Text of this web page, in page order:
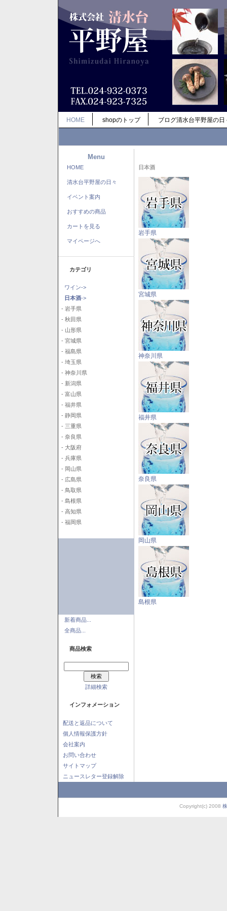
HOME shopのトップ ブログ清水台平野屋の日
Menu
HOME
清水台平野屋の日々
イベント案内
おすすめの商品
カートを見る
マイページへ
カテゴリ
ワイン->
日本酒->
- 岩手県
- 秋田県
- 山形県
- 宮城県
- 福島県
- 埼玉県
- 神奈川県
- 新潟県
- 富山県
- 福井県
- 静岡県
- 三重県
- 奈良県
- 大阪府
- 兵庫県
- 岡山県
- 広島県
- 鳥取県
- 島根県
- 高知県
- 福岡県
新着商品...
全商品...
商品検索
詳細検索
インフォメーション
配送と返品について
個人情報保護方針
会社案内
お問い合わせ
サイトマップ
ニュースレター登録解除
日本酒
岩手県
宮城県
神奈川県
福井県
奈良県
岡山県
島根県
Copyright(c) 2008